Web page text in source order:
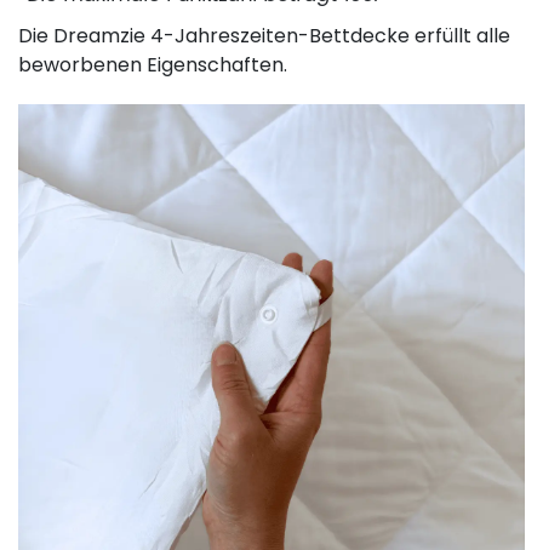
Die Dreamzie 4-Jahreszeiten-Bettdecke erfüllt alle
beworbenen Eigenschaften.